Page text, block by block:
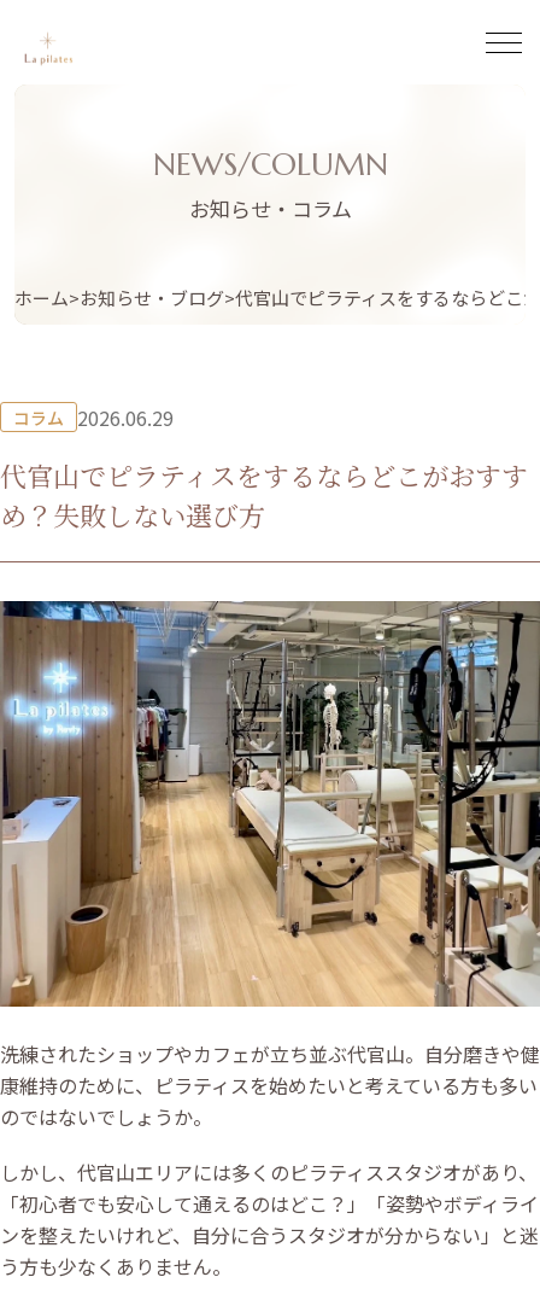
NEWS/COLUMN
お知らせ・コラム
ホーム お知らせ・ブログ 代官山でピラティスをするならどこ
コラム 2026.06.29
代官山でピラティスをするならどこがおすす
め？失敗しない選び方
洗練されたショップやカフェが立ち並ぶ代官山。自分磨きや健
康維持のために、ピラティスを始めたいと考えている方も多い
のではないでしょうか。
しかし、代官山エリアには多くのピラティススタジオがあり、
「初心者でも安心して通えるのはどこ？」「姿勢やボディライ
ンを整えたいけれど、自分に合うスタジオが分からない」と迷
う方も少なくありません。